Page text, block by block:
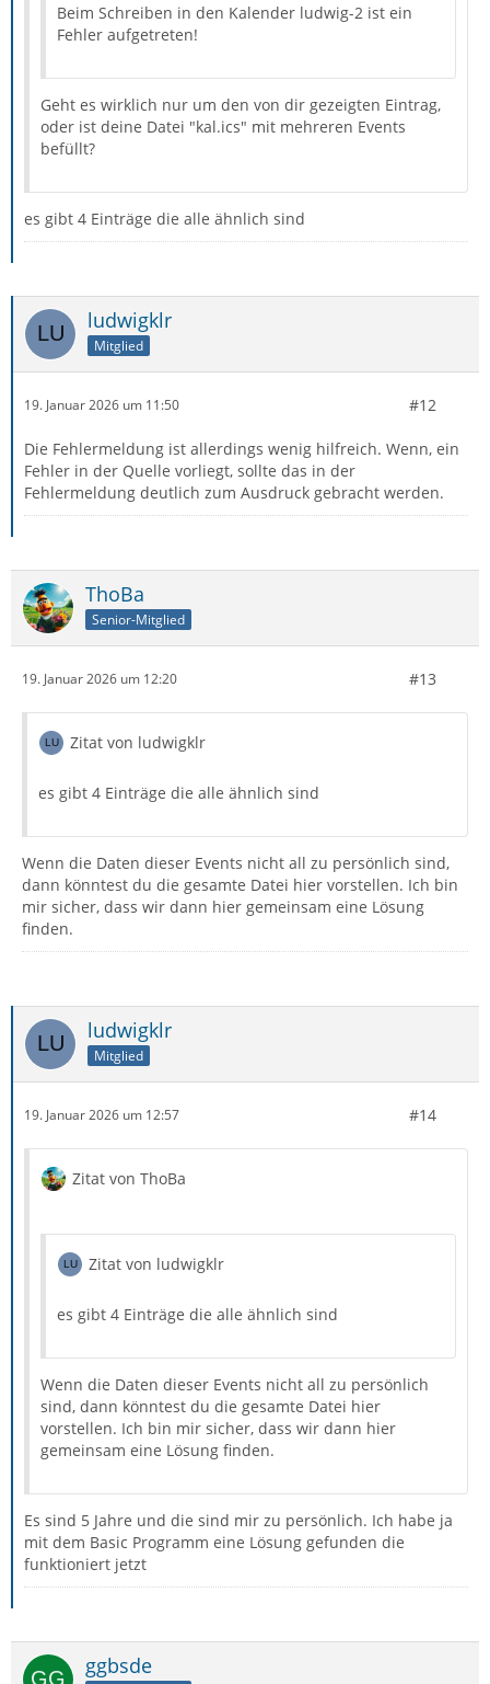
Beim Schreiben in den Kalender ludwig-2 ist ein
Fehler aufgetreten!
Geht es wirklich nur um den von dir gezeigten Eintrag,
oder ist deine Datei "kal.ics" mit mehreren Events
befüllt?
es gibt 4 Einträge die alle ähnlich sind
ludwigklr
Mitglied
19. Januar 2026 um 11:50 #12
Die Fehlermeldung ist allerdings wenig hilfreich. Wenn, ein
Fehler in der Quelle vorliegt, sollte das in der
Fehlermeldung deutlich zum Ausdruck gebracht werden.
ThoBa
Senior-Mitglied
19. Januar 2026 um 12:20 #13
Zitat von ludwigklr
es gibt 4 Einträge die alle ähnlich sind
Wenn die Daten dieser Events nicht all zu persönlich sind,
dann könntest du die gesamte Datei hier vorstellen. Ich bin
mir sicher, dass wir dann hier gemeinsam eine Lösung
finden.
ludwigklr
Mitglied
19. Januar 2026 um 12:57 #14
Zitat von ThoBa
Zitat von ludwigklr
es gibt 4 Einträge die alle ähnlich sind
Wenn die Daten dieser Events nicht all zu persönlich
sind, dann könntest du die gesamte Datei hier
vorstellen. Ich bin mir sicher, dass wir dann hier
gemeinsam eine Lösung finden.
Es sind 5 Jahre und die sind mir zu persönlich. Ich habe ja
mit dem Basic Programm eine Lösung gefunden die
funktioniert jetzt
ggbsde